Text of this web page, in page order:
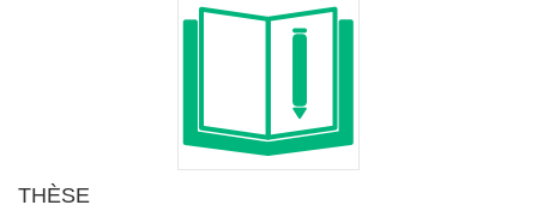
THÈSE